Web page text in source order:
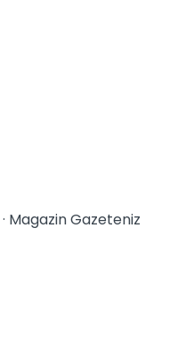
· Magazin Gazeteniz